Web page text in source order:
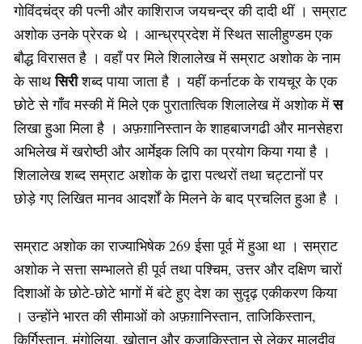
गोविंदचंद्र की पत्नी और काशिराज जयचन्द्र की दादी थीं । सम्राट
अशोक उनके प्रेरक थे । आन्ध्रप्रदेश में स्थित सालीहुण्डम एक
बौद्ध विरासत है । वहाँ पर मिले शिलालेख में सम्राट अशोक के नाम
के साथसिरीशब्द पाया जाता है । यहीं कर्नाटक के रायचूर के एक
छोटे से गाँव मस्की में मिले एक पुरातात्विक शिलालेख में अशोक मेंस
लिखा हुआ मिला है । अफ़ग़ानिस्तान के शाहबाजगढी और मानसेहरा
अभिलेख में खरोष्ठी और आर्मेइक लिपि का प्रयोग किया गया है ।
शिलालेख शब्द सम्राट अशोक के द्वारा पत्थरों तथा चट्टानों पर
छोड़े गए लिखित मानव आदर्शों के मिलने के बाद प्रचलित हुआ है ।
सम्राट अशोक का राज्याभिषेक 269 ईसा पूर्व में हुआ था । सम्राट
अशोक ने सत्ता सम्भालते ही पूर्व तथा पश्चिम, उत्तर और दक्षिण चारों
दिशाओं के छोटे-छोटे भागों में बंटे हुए देश का सुदृढ़ एकीकरण किया
। उन्होंने भारत की सीमाओं को अफ़ग़ानिस्तान, ताजिकिस्तान,
किर्गिस्तान, मंगोलिया, खोतान और कजाकिस्तान से लेकर मालदीव